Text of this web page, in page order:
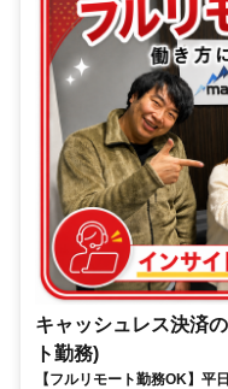
キャッシュレス決済
ト勤務)
【フルリモート勤務OK】